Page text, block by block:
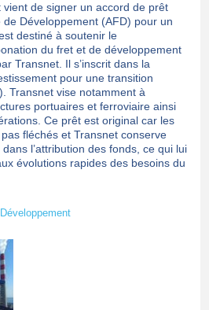
de signer un accord de prêt
de Développement (AFD) pour un
destiné à soutenir le
du fret et de développement
Transnet. Il s’inscrit dans la
pour une transition
Transnet vise notamment à
portuaires et ferroviaire ainsi
Ce prêt est original car les
fléchés et Transnet conserve
l’attribution des fonds, ce qui lui
évolutions rapides des besoins du